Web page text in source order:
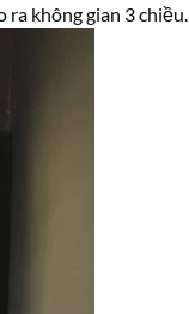
không gian 3 chiều.